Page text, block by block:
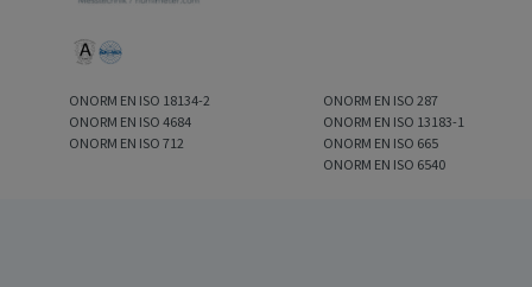
ONORM EN ISO 18134-2
ONORM EN ISO 4684
ONORM EN ISO 712
ONORM EN ISO 287
ONORM EN ISO 13183-1
ONORM EN ISO 665
ONORM EN ISO 6540